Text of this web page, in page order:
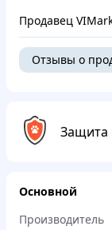
Продавец
Отзывы о
Защита
Основной
Производитель